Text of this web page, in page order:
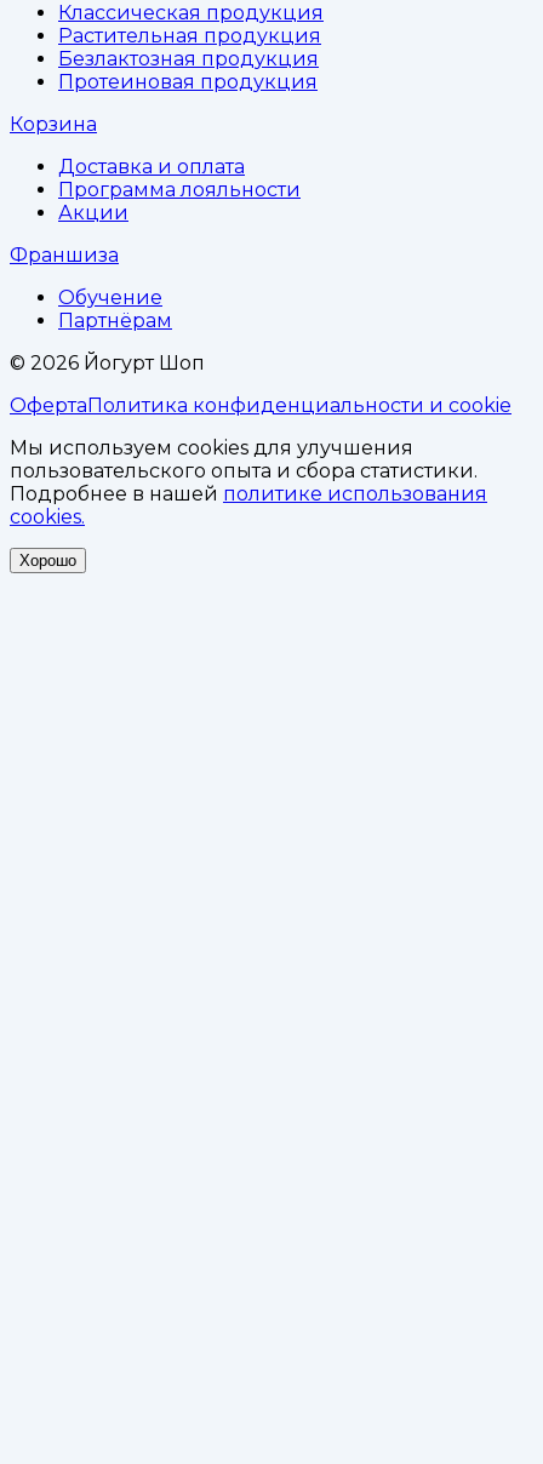
Классическая продукция
Растительная продукция
Безлактозная продукция
Протеиновая продукция
Корзина
Доставка и оплата
Программа лояльности
Акции
Франшиза
Обучение
Партнёрам
© 2026 Йогурт Шоп
ОфертаПолитика конфиденциальности и cookie
Мы используем cookies для улучшения
пользовательского опыта и сбора статистики.
Подробнее в нашей политике использования
cookies.
Хорошо